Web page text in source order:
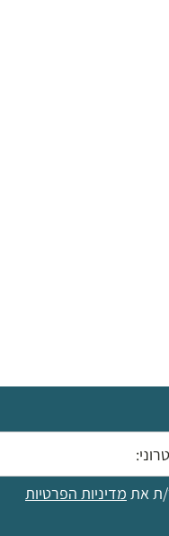
ת את מדיניות הפרטיות